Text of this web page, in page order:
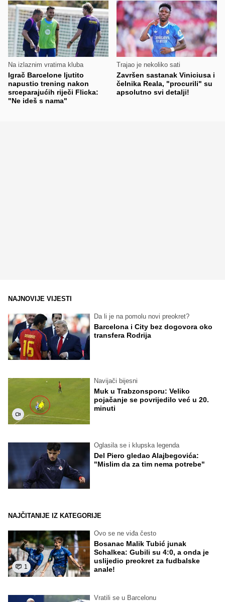
Na izlaznim vratima kluba
Igrač Barcelone ljutito
napustio trening nakon
srceparajućih riječi Flicka:
"Ne ideš s nama"
Trajao je nekoliko sati
Završen sastanak Viniciusa i
čelnika Reala, "procurili" su
apsolutno svi detalji!
NAJNOVIJE VIJESTI
Da li je na pomolu novi preokret?
Barcelona i City bez dogovora oko
transfera Rodrija
Navijači bijesni
Muk u Trabzonsporu: Veliko
pojačanje se povrijedilo već u 20.
minuti
Oglasila se i klupska legenda
Del Piero gledao Alajbegovića:
"Mislim da za tim nema potrebe"
NAJČITANIJE IZ KATEGORIJE
1
Ovo se ne viđa često
Bosanac Malik Tubić junak
Schalkea: Gubili su 4:0, a onda je
uslijedio preokret za fudbalske
anale!
Vratili se u Barcelonu